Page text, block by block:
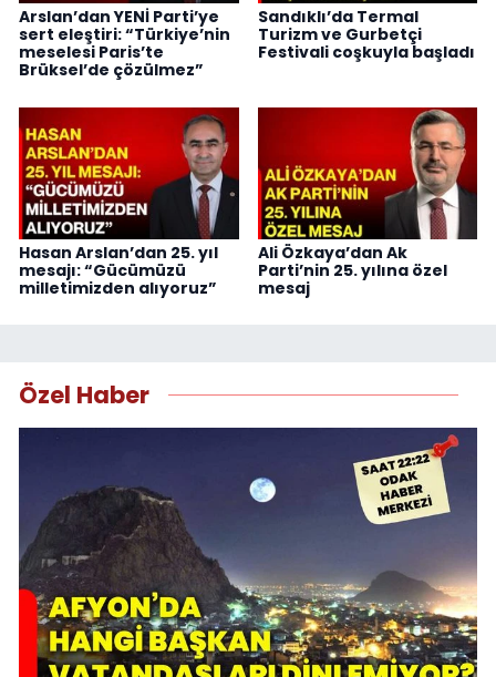
Arslan’dan YENİ Parti’ye
sert eleştiri: “Türkiye’nin
meselesi Paris’te
Brüksel’de çözülmez”
Sandıklı’da Termal
Turizm ve Gurbetçi
Festivali coşkuyla başladı
Hasan Arslan’dan 25. yıl
mesajı: “Gücümüzü
milletimizden alıyoruz”
Ali Özkaya’dan Ak
Parti’nin 25. yılına özel
mesaj
Özel Haber